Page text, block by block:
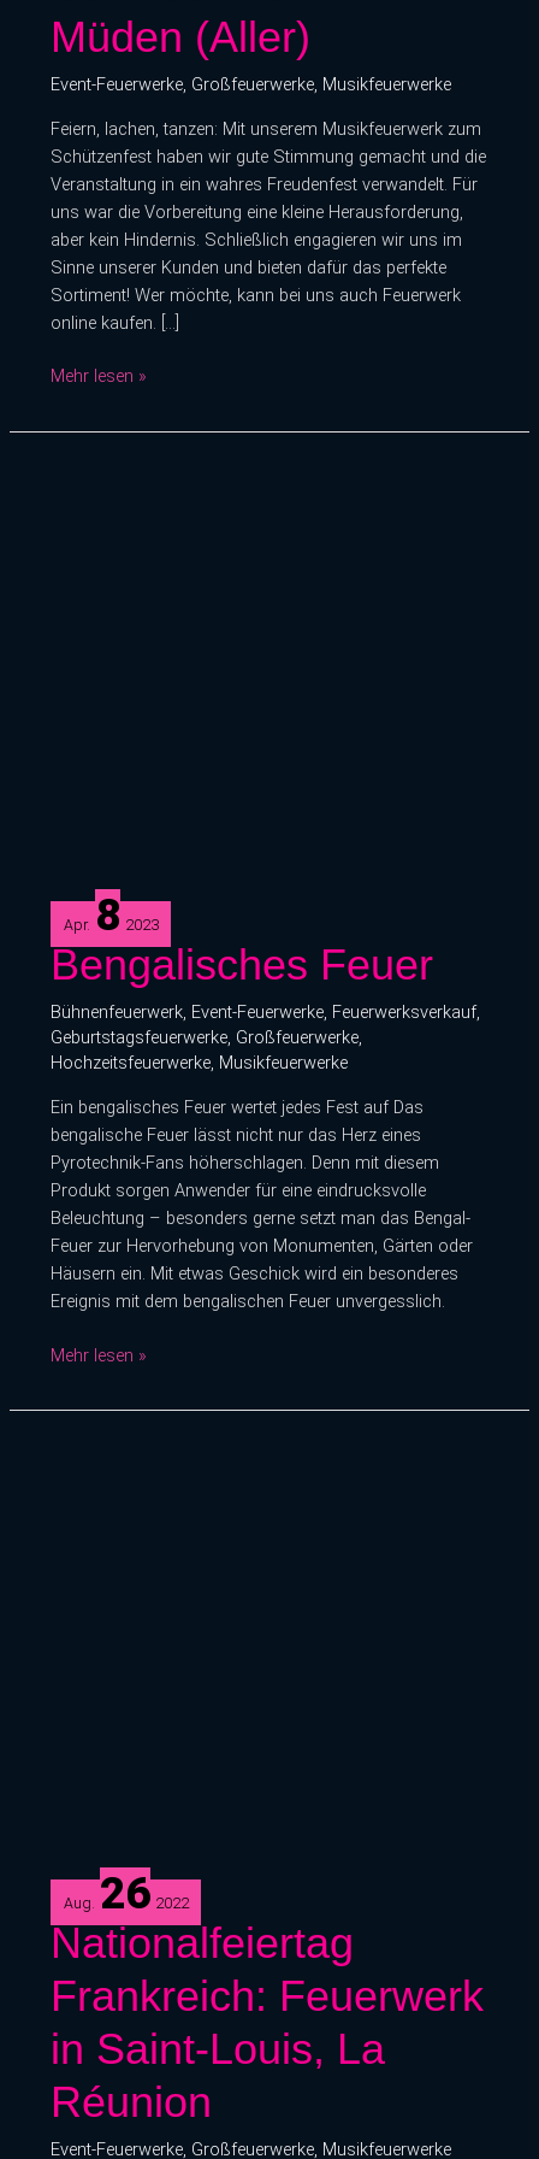
Müden (Aller)
Event-Feuerwerke, Großfeuerwerke, Musikfeuerwerke
Feiern, lachen, tanzen: Mit unserem Musikfeuerwerk zum
Schützenfest haben wir gute Stimmung gemacht und die
Veranstaltung in ein wahres Freudenfest verwandelt. Für
uns war die Vorbereitung eine kleine Herausforderung,
aber kein Hindernis. Schließlich engagieren wir uns im
Sinne unserer Kunden und bieten dafür das perfekte
Sortiment! Wer möchte, kann bei uns auch Feuerwerk
online kaufen. […]
Müden
(Aller)
Mehr lesen »
Apr. 8 2023
Bengalisches Feuer
Bühnenfeuerwerk, Event-Feuerwerke, Feuerwerksverkauf,
Geburtstagsfeuerwerke, Großfeuerwerke,
Hochzeitsfeuerwerke, Musikfeuerwerke
Ein bengalisches Feuer wertet jedes Fest auf Das
bengalische Feuer lässt nicht nur das Herz eines
Pyrotechnik-Fans höherschlagen. Denn mit diesem
Produkt sorgen Anwender für eine eindrucksvolle
Beleuchtung – besonders gerne setzt man das Bengal-
Feuer zur Hervorhebung von Monumenten, Gärten oder
Häusern ein. Mit etwas Geschick wird ein besonderes
Ereignis mit dem bengalischen Feuer unvergesslich.
Bengalisches
Feuer
Mehr lesen »
Aug. 26 2022
Nationalfeiertag
Frankreich: Feuerwerk
in Saint-Louis, La
Réunion
Event-Feuerwerke, Großfeuerwerke, Musikfeuerwerke
Nationalfeiertag
Frankreich:
Feuerwerk
in
Saint-
Louis,
La
Réunion